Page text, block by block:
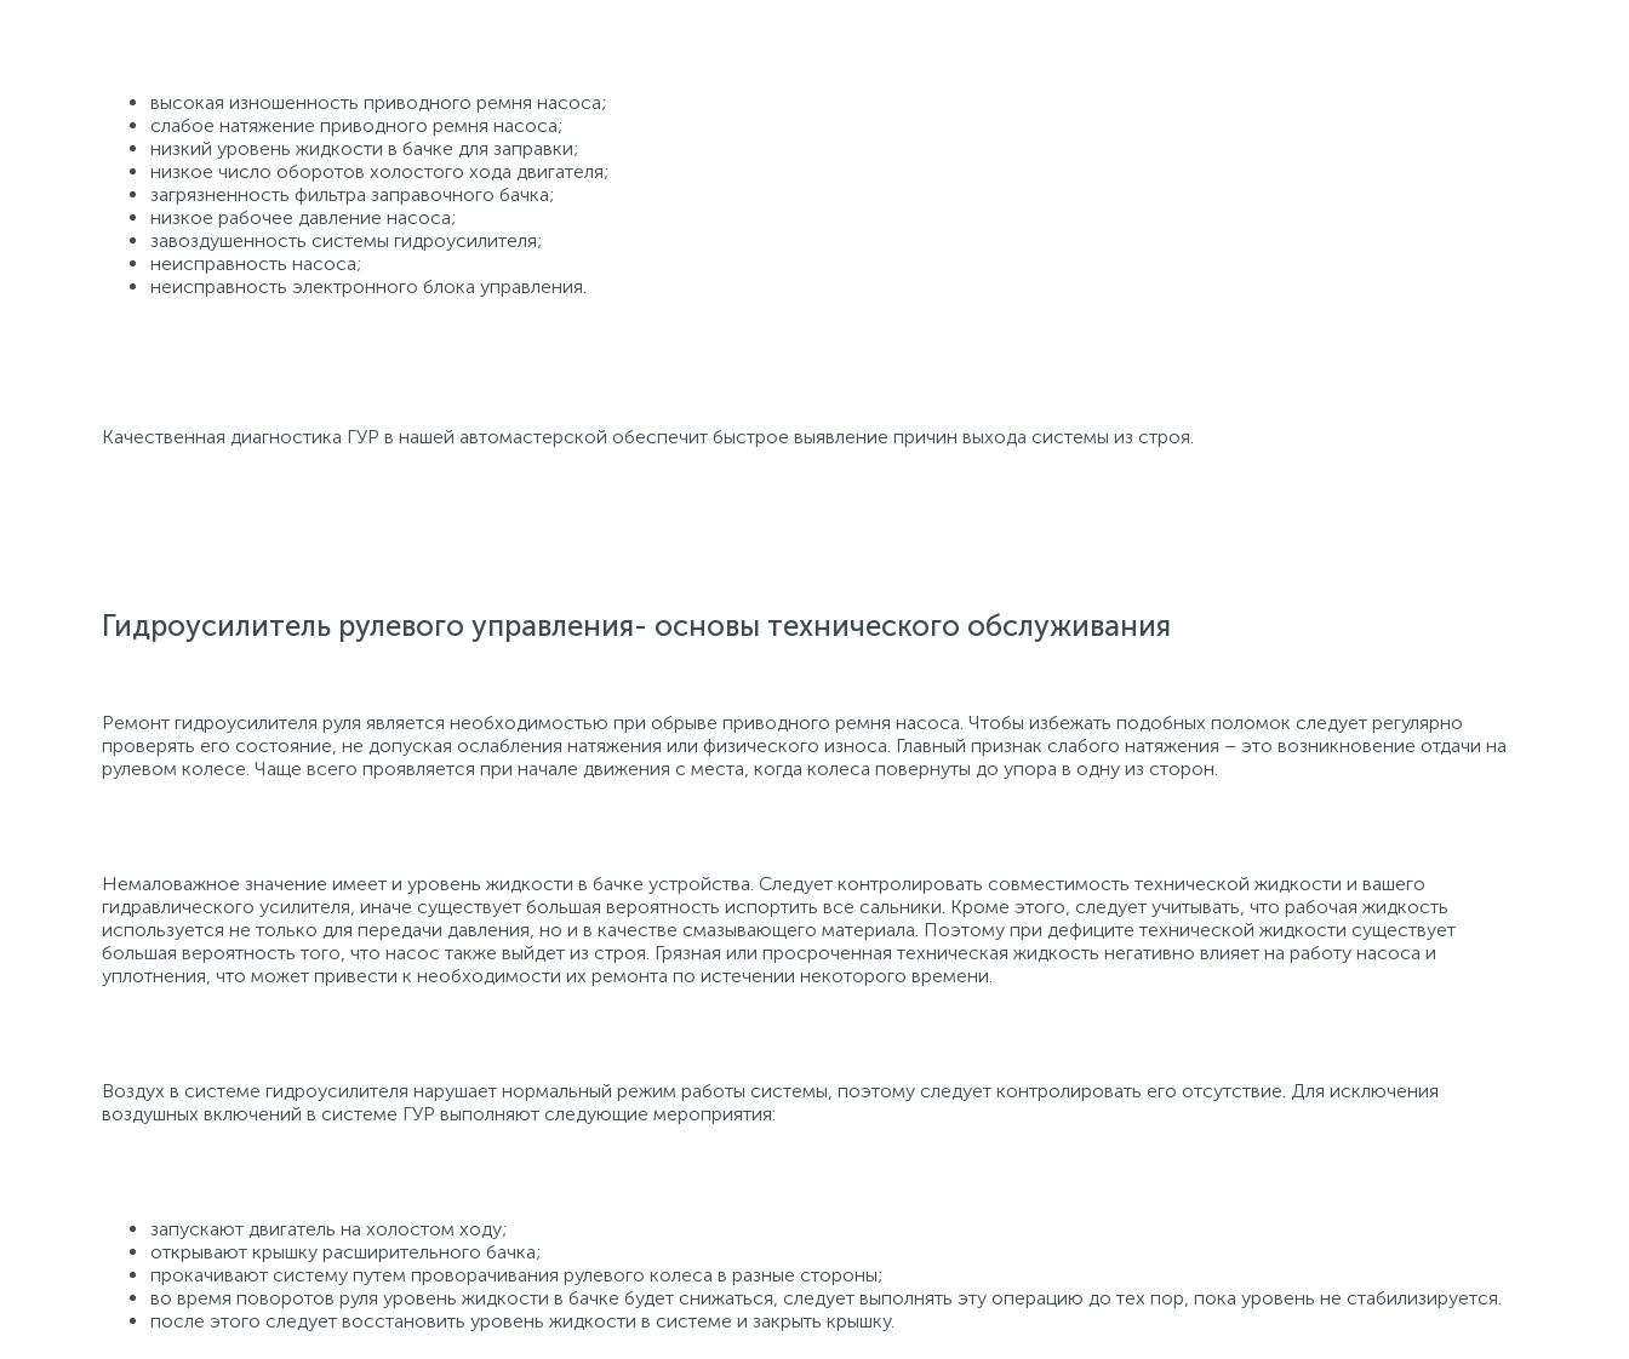
высокая изношенность приводного ремня насоса;
слабое натяжение приводного ремня насоса;
низкий уровень жидкости в бачке для заправки;
низкое число оборотов холостого хода двигателя;
загрязненность фильтра заправочного бачка;
низкое рабочее давление насоса;
завоздушенность системы гидроусилителя;
неисправность насоса;
неисправность электронного блока управления.
Качественная диагностика ГУР в нашей автомастерской обеспечит быстрое выявление причин выхода системы из строя.
Гидроусилитель рулевого управления- основы технического обслуживания
Ремонт гидроусилителя руля является необходимостью при обрыве приводного ремня насоса. Чтобы избежать подобных поломок следует регулярно
проверять его состояние, не допуская ослабления натяжения или физического износа. Главный признак слабого натяжения – это возникновение отдачи на
рулевом колесе. Чаще всего проявляется при начале движения с места, когда колеса повернуты до упора в одну из сторон.
Немаловажное значение имеет и уровень жидкости в бачке устройства. Следует контролировать совместимость технической жидкости и вашего
гидравлического усилителя, иначе существует большая вероятность испортить все сальники. Кроме этого, следует учитывать, что рабочая жидкость
используется не только для передачи давления, но и в качестве смазывающего материала. Поэтому при дефиците технической жидкости существует
большая вероятность того, что насос также выйдет из строя. Грязная или просроченная техническая жидкость негативно влияет на работу насоса и
уплотнения, что может привести к необходимости их ремонта по истечении некоторого времени.
Воздух в системе гидроусилителя нарушает нормальный режим работы системы, поэтому следует контролировать его отсутствие. Для исключения
воздушных включений в системе ГУР выполняют следующие мероприятия:
запускают двигатель на холостом ходу;
открывают крышку расширительного бачка;
прокачивают систему путем проворачивания рулевого колеса в разные стороны;
во время поворотов руля уровень жидкости в бачке будет снижаться, следует выполнять эту операцию до тех пор, пока уровень не стабилизируется.
после этого следует восстановить уровень жидкости в системе и закрыть крышку.